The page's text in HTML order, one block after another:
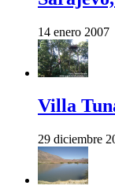
14 enero 2007
Villa
29 diciembre